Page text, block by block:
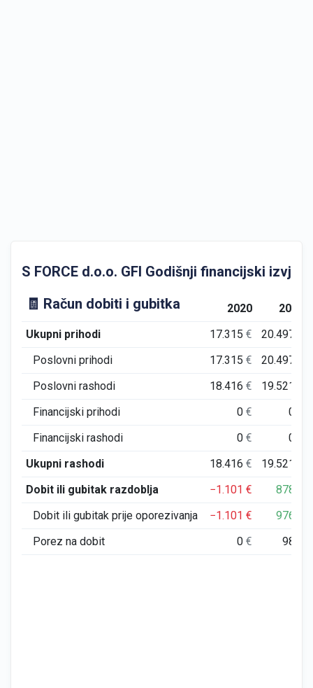
S FORCE d.o.o. GFI Godišnji financijski
🧾 Račun dobiti i gubitka
2020
2021
Ukupni prihodi
17.315€ 20.497
Poslovni prihodi
17.315€ 20.497
Poslovni rashodi
18.416€ 19.521
Financijski prihodi
0€ 0
Financijski rashodi
0€ 0
Ukupni rashodi
18.416€ 19.521
Dobit ili gubitak razdoblja
−1.101€ 878
Dobit ili gubitak prije oporezivanja
−1.101€ 976
Porez na dobit
0€ 98